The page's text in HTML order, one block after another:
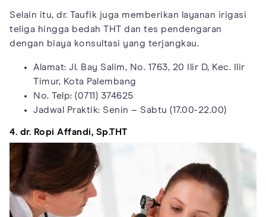
Selain itu, dr. Taufik juga memberikan layanan irigasi
teliga hingga bedah THT dan tes pendengaran
dengan biaya konsultasi yang terjangkau.
Alamat: Jl. Bay Salim, No. 1763, 20 Ilir D, Kec. Ilir
Timur, Kota Palembang
No. Telp: (0711) 374625
Jadwal Praktik: Senin – Sabtu (17.00-22.00)
4. dr. Ropi Affandi, Sp.THT